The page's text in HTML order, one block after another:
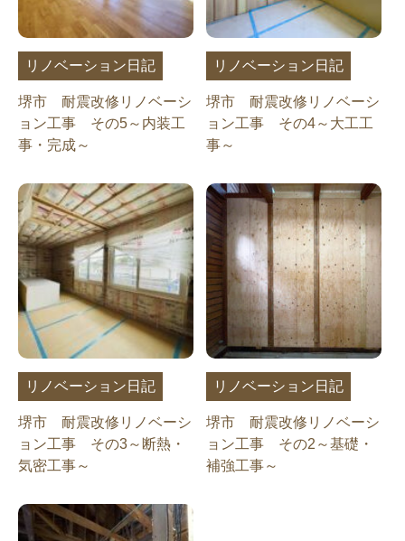
リノベーション日記
堺市 耐震改修リノベーシ
ョン工事 その5～内装工
事・完成～
リノベーション日記
堺市 耐震改修リノベーシ
ョン工事 その4～大工工
事～
リノベーション日記
堺市 耐震改修リノベーシ
ョン工事 その3～断熱・
気密工事～
リノベーション日記
堺市 耐震改修リノベーシ
ョン工事 その2～基礎・
補強工事～